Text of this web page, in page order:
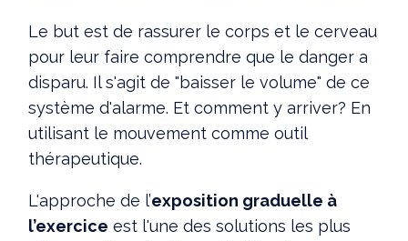
Le but est de rassurer le corps et le cerveau
pour leur faire comprendre que le danger a
disparu. Il s'agit de "baisser le volume" de ce
système d'alarme. Et comment y arriver? En
utilisant le mouvement comme outil
thérapeutique.
L'approche de l’exposition graduelle à
l’exercice est l'une des solutions les plus